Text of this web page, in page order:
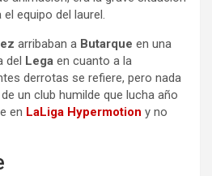
equipo del laurel.
arribaban a Butarque en una
del
Lega en cuanto a la
derrotas se refiere, pero nada
un club humilde que lucha año
en LaLiga Hypermotion y no